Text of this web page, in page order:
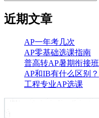
近期文章
AP一年考几次
AP零基础选课指南
普高转AP暑期衔接班
AP和IB有什么区别？
工程专业AP选课